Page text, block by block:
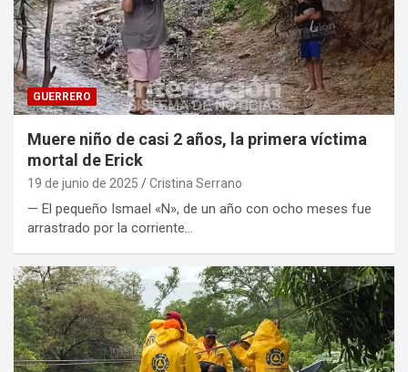
GUERRERO
Muere niño de casi 2 años, la primera víctima
mortal de Erick
19 de junio de 2025 Cristina Serrano
— El pequeño Ismael «N», de un año con ocho meses fue
arrastrado por la corriente…